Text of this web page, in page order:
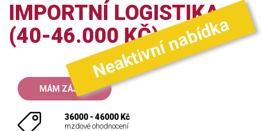
IMPORTNÍ LOGISTIKA
(40-46.000 KČ)Neaktivní nabídka
MÁM ZÁJEM
36000 - 46000 Kč
mzdové ohodnocení